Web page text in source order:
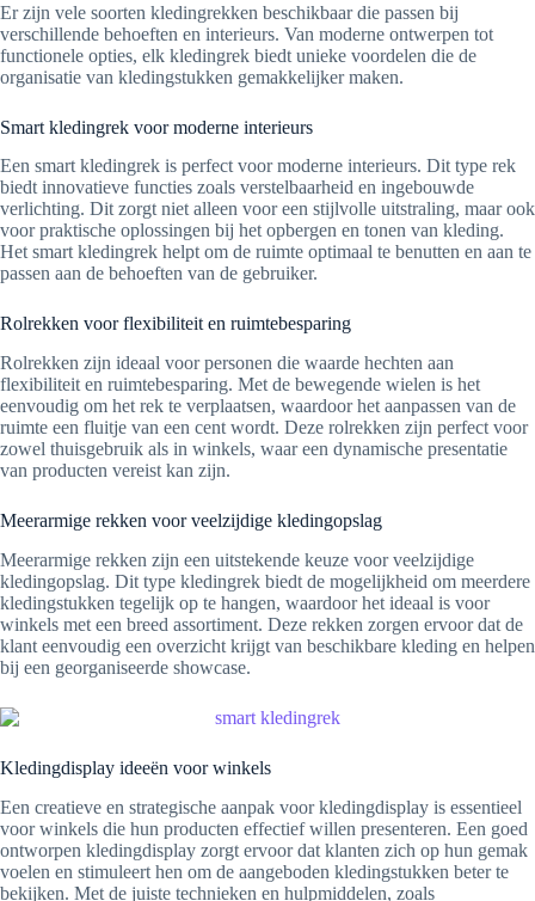
Er zijn vele soorten kledingrekken beschikbaar die passen bij
verschillende behoeften en interieurs. Van moderne ontwerpen tot
functionele opties, elk kledingrek biedt unieke voordelen die de
organisatie van kledingstukken gemakkelijker maken.
Smart kledingrek voor moderne interieurs
Een smart kledingrek is perfect voor moderne interieurs. Dit type rek
biedt innovatieve functies zoals verstelbaarheid en ingebouwde
verlichting. Dit zorgt niet alleen voor een stijlvolle uitstraling, maar ook
voor praktische oplossingen bij het opbergen en tonen van kleding.
Het smart kledingrek helpt om de ruimte optimaal te benutten en aan te
passen aan de behoeften van de gebruiker.
Rolrekken voor flexibiliteit en ruimtebesparing
Rolrekken zijn ideaal voor personen die waarde hechten aan
flexibiliteit en ruimtebesparing. Met de bewegende wielen is het
eenvoudig om het rek te verplaatsen, waardoor het aanpassen van de
ruimte een fluitje van een cent wordt. Deze rolrekken zijn perfect voor
zowel thuisgebruik als in winkels, waar een dynamische presentatie
van producten vereist kan zijn.
Meerarmige rekken voor veelzijdige kledingopslag
Meerarmige rekken zijn een uitstekende keuze voor veelzijdige
kledingopslag. Dit type kledingrek biedt de mogelijkheid om meerdere
kledingstukken tegelijk op te hangen, waardoor het ideaal is voor
winkels met een breed assortiment. Deze rekken zorgen ervoor dat de
klant eenvoudig een overzicht krijgt van beschikbare kleding en helpen
bij een georganiseerde showcase.
Kledingdisplay ideeën voor winkels
Een creatieve en strategische aanpak voor kledingdisplay is essentieel
voor winkels die hun producten effectief willen presenteren. Een goed
ontworpen kledingdisplay zorgt ervoor dat klanten zich op hun gemak
voelen en stimuleert hen om de aangeboden kledingstukken beter te
bekijken. Met de juiste technieken en hulpmiddelen, zoals